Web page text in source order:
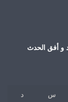
و أفق الحدث
س د